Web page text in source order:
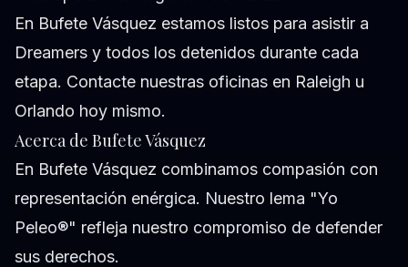
En Bufete Vásquez estamos listos para asistir a
Dreamers y todos los detenidos durante cada
etapa. Contacte nuestras oficinas en Raleigh u
Orlando hoy mismo.
Acerca de Bufete Vásquez
En Bufete Vásquez combinamos compasión con
representación enérgica. Nuestro lema "Yo
Peleo®" refleja nuestro compromiso de defender
sus derechos.